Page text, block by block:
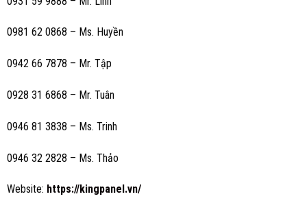
0981 62 0868 – Ms. Huyền
0942 66 7878 – Mr. Tập
0928 31 6868 – Mr. Tuân
0946 81 3838 – Ms. Trinh
0946 32 2828 – Ms. Thảo
Website: https://kingpanel.vn/